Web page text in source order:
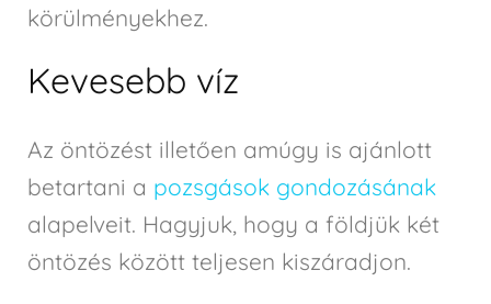
körülményekhez.
Kevesebb víz
Az öntözést illetően amúgy is ajánlott
betartani a pozsgások gondozásának
alapelveit. Hagyjuk, hogy a földjük két
öntözés között teljesen kiszáradjon.